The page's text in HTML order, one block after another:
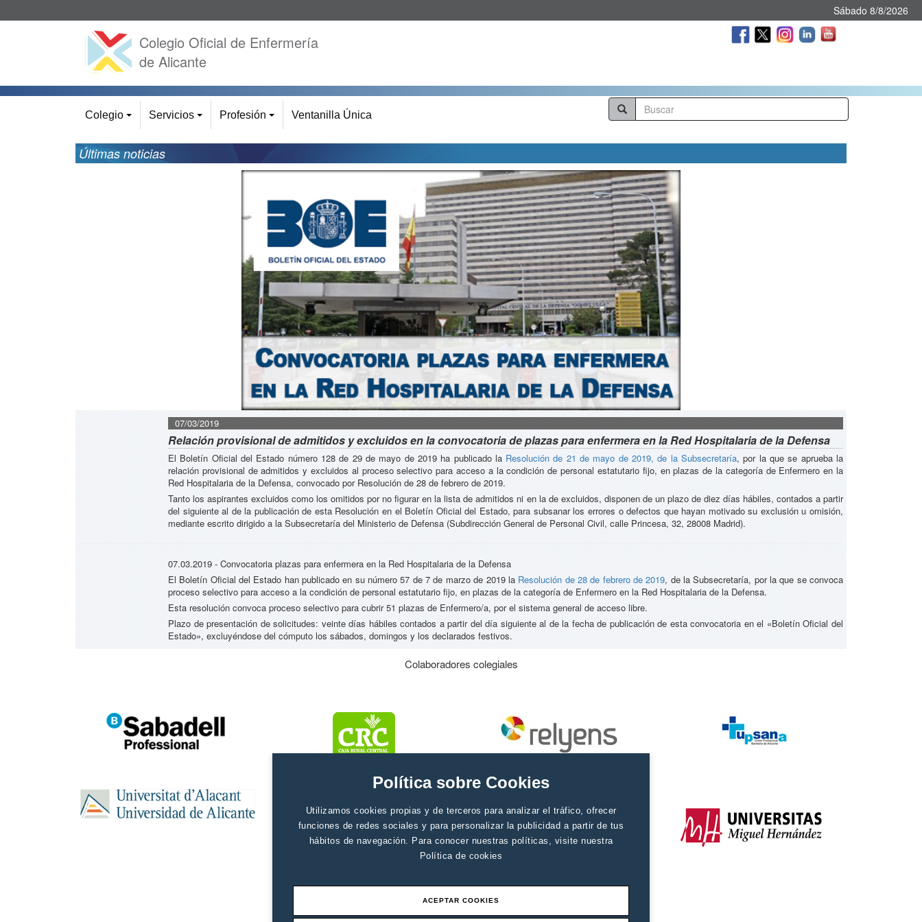
Política sobre Cookies
Utilizamos cookies propias y de terceros para analizar el tráfico, ofrecer
funciones de redes sociales y para personalizar la publicidad a partir de tus
hábitos de navegación. Para conocer nuestras políticas, visite nuestra
Política de cookies
ACEPTAR COOKIES
Sábado 8/8/2026
Colegio Oficial de Enfermería
de Alicante
Colegio Servicios Profesión Ventanilla Única
Últimas noticias
07/03/2019
Relación provisional de admitidos y excluidos en la convocatoria de plazas para enfermera en la Red Hospitalaria de la Defensa
El Boletín Oficial del Estado número 128 de 29 de mayo de 2019 ha publicado la Resolución de 21 de mayo de 2019, de la Subsecretaría, por la que se aprueba la
relación provisional de admitidos y excluidos al proceso selectivo para acceso a la condición de personal estatutario fijo, en plazas de la categoría de Enfermero en la
Red Hospitalaria de la Defensa, convocado por Resolución de 28 de febrero de 2019.
Tanto los aspirantes excluidos como los omitidos por no figurar en la lista de admitidos ni en la de excluidos, disponen de un plazo de diez días hábiles, contados a partir
del siguiente al de la publicación de esta Resolución en el Boletín Oficial del Estado, para subsanar los errores o defectos que hayan motivado su exclusión u omisión,
mediante escrito dirigido a la Subsecretaría del Ministerio de Defensa (Subdirección General de Personal Civil, calle Princesa, 32, 28008 Madrid).
07.03.2019 - Convocatoria plazas para enfermera en la Red Hospitalaria de la Defensa
El Boletín Oficial del Estado han publicado en su número 57 de 7 de marzo de 2019 la Resolución de 28 de febrero de 2019, de la Subsecretaría, por la que se convoca
proceso selectivo para acceso a la condición de personal estatutario fijo, en plazas de la categoría de Enfermero en la Red Hospitalaria de la Defensa.
Esta resolución convoca proceso selectivo para cubrir 51 plazas de Enfermero/a, por el sistema general de acceso libre.
Plazo de presentación de solicitudes: veinte días hábiles contados a partir del día siguiente al de la fecha de publicación de esta convocatoria en el «Boletín Oficial del
Estado», excluyéndose del cómputo los sábados, domingos y los declarados festivos.
Colaboradores colegiales